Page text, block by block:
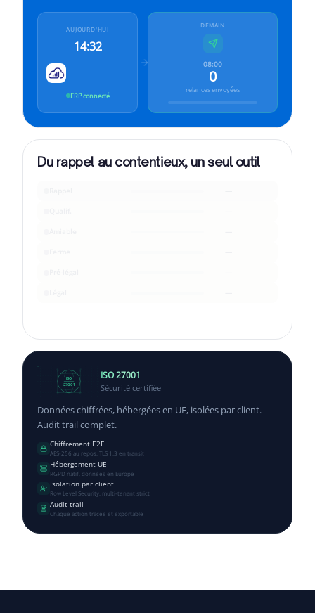
Cleavr pourIndustrie
AUJOURD'HUI
14:32
ERP connecté
DEMAIN
08:00
0
relances envoyées
Du rappel au contentieux, un seul outil
ISO
27001
ISO 27001
Sécurité certifiée
Données chiffrées, hébergées en UE, isolées par client.
Audit trail complet.
Chiffrement E2E
AES-256 au repos, TLS 1.3 en transit
Hébergement UE
RGPD natif, données en Europe
Isolation par client
Row Level Security, multi-tenant strict
Audit trail
Chaque action tracée et exportable